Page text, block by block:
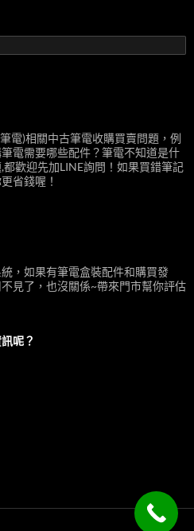
電)相關中古筆電收購買賣問題，例
電需要哪些配件？筆電不知道是什
歡迎先加LINE詢問！如果買錯筆記
省錢喔！
，如果有筆電盒裝配件和購買發
見了，也沒關係~帶來門市幫你評估
呢？